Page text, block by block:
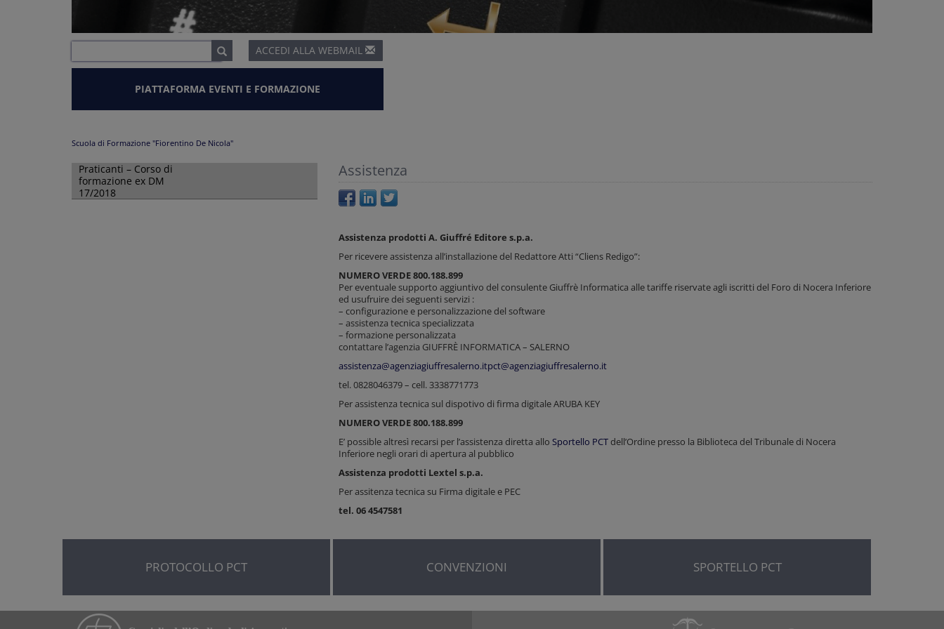
ACCEDI ALLAWEBMAIL
PIATTAFORMA EVENTI E FORMAZIONE
Scuola di Formazione "Fiorentino De Nicola"
Praticanti – Corso di
formazione ex DM
17/2018
Assistenza
Assistenza prodotti A. Giuffré Editore s.p.a.
Per ricevere assistenza all’installazione del Redattore Atti “Cliens Redigo”:
NUMERO VERDE 800.188.899
Per eventuale supporto aggiuntivo del consulente Giuffrè Informatica alle tariffe riservate agli iscritti del Foro di Nocera Inferiore
ed usufruire dei seguenti servizi :
– configurazione e personalizzazione del software
– assistenza tecnica specializzata
– formazione personalizzata
contattare l’agenzia GIUFFRÈ INFORMATICA – SALERNO
assistenza@agenziagiuffresalerno.itpct@agenziagiuffresalerno.it
tel. 0828046379 – cell. 3338771773
Per assistenza tecnica sul dispotivo di firma digitale ARUBA KEY
NUMERO VERDE 800.188.899
E’ possible altresì recarsi per l’assistenza diretta allo Sportello PCTdell’Ordine presso la Biblioteca del Tribunale di Nocera
Inferiore negli orari di apertura al pubblico
Assistenza prodotti Lextel s.p.a.
Per assitenza tecnica su Firma digitale e PEC
tel. 06 4547581
PROTOCOLLO PCT CONVENZIONI SPORTELLO PCT